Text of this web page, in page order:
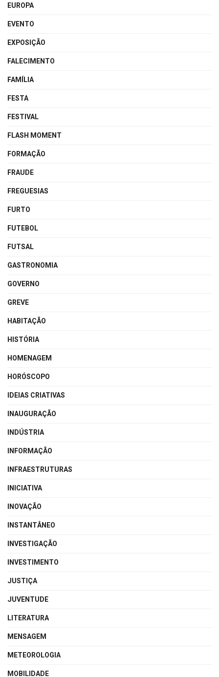
EUROPA
EVENTO
EXPOSIÇÃO
FALECIMENTO
FAMÍLIA
FESTA
FESTIVAL
FLASH MOMENT
FORMAÇÃO
FRAUDE
FREGUESIAS
FURTO
FUTEBOL
FUTSAL
GASTRONOMIA
GOVERNO
GREVE
HABITAÇÃO
HISTÓRIA
HOMENAGEM
HORÓSCOPO
IDEIAS CRIATIVAS
INAUGURAÇÃO
INDÚSTRIA
INFORMAÇÃO
INFRAESTRUTURAS
INICIATIVA
INOVAÇÃO
INSTANTÂNEO
INVESTIGAÇÃO
INVESTIMENTO
JUSTIÇA
JUVENTUDE
LITERATURA
MENSAGEM
METEOROLOGIA
MOBILIDADE